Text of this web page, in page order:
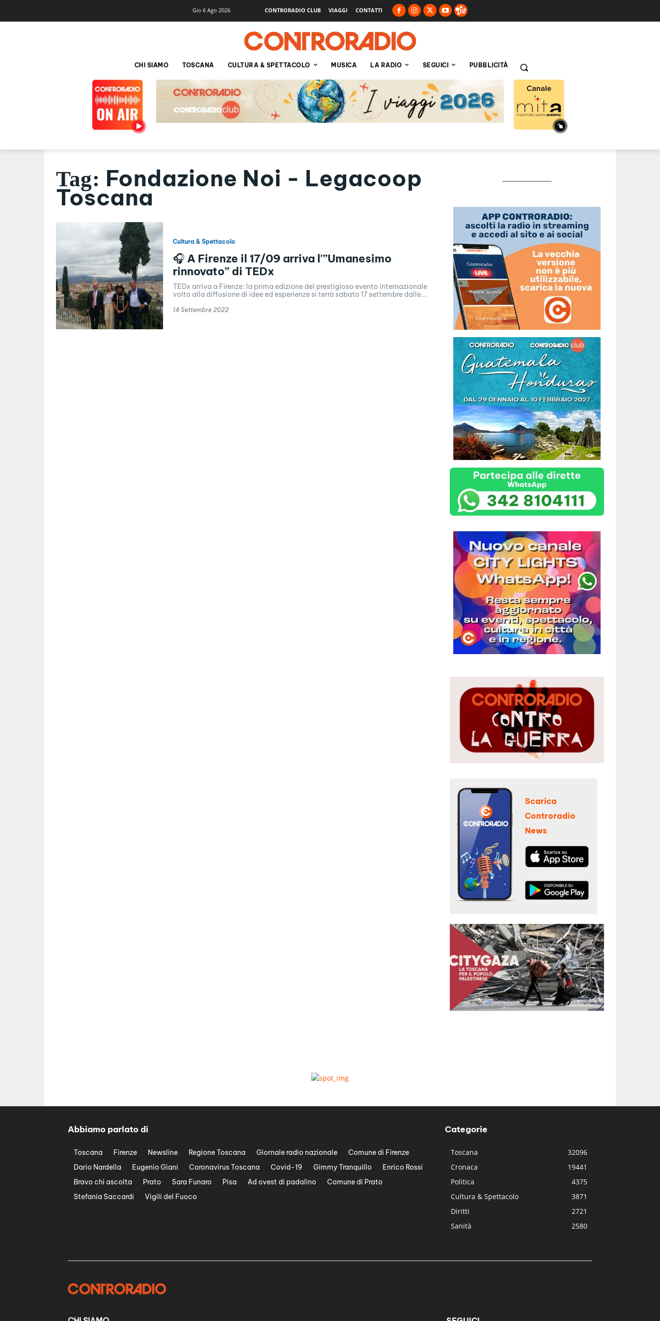
Gio 6 Ago 2026 CONTRORADIO CLUB VIAGGI CONTATTI
CHI SIAMO TOSCANA CULTURA & SPETTACOLO MUSICA LA RADIO SEGUICI PUBBLICITÀ
Tag: Fondazione Noi - Legacoop
Toscana
Cultura & Spettacolo
🎧 A Firenze il 17/09 arriva l'”Umanesimo
rinnovato” di TEDx
TEDx arriva a Firenze: la prima edizione del prestigioso evento internazionale
volto alla diffusione di idee ed esperienze si terrà sabato 17 settembre dalle...
14 Settembre 2022
Scarica
Controradio
News
Abbiamo parlato di
Toscana Firenze Newsline Regione Toscana Giornale radio nazionale
Comune di Firenze
Dario Nardella
Eugenio Giani Coronavirus Toscana Covid-19 Gimmy Tranquillo
Enrico Rossi
Bravo chi ascolta
Prato Sara Funaro Pisa Ad ovest di padalino
Comune di Prato
Stefania Saccardi
Vigili del Fuoco
Categorie
Toscana
32096
Cronaca
19441
Politica
4375
Cultura & Spettacolo
3871
Diritti
2721
Sanità
2580